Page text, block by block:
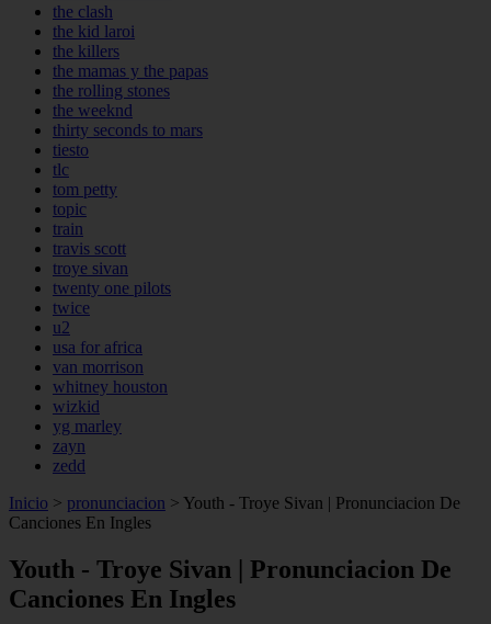
the clash
the kid laroi
the killers
the mamas y the papas
the rolling stones
the weeknd
thirty seconds to mars
tiesto
tlc
tom petty
topic
train
travis scott
troye sivan
twenty one pilots
twice
u2
usa for africa
van morrison
whitney houston
wizkid
yg marley
zayn
zedd
Inicio > pronunciacion > Youth - Troye Sivan | Pronunciacion De
Canciones En Ingles
Youth - Troye Sivan | Pronunciacion De
Canciones En Ingles